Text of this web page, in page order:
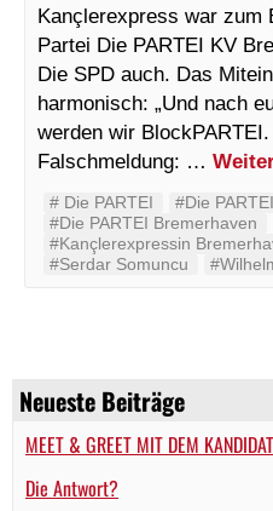
Neueste Beiträge
MEET & GREET MIT DEM
Die Antwort?
Kançlerexpress war zum
Partei Die PARTEI KV
Die SPD auch. Das
harmonisch: „Und nach
werden wir
Falschmeldung: …
#‬ ‪Die PARTEI‬
#Die
#Die PARTEI Bremerhaven
#Kançlerexpressin
#Serdar Somuncu